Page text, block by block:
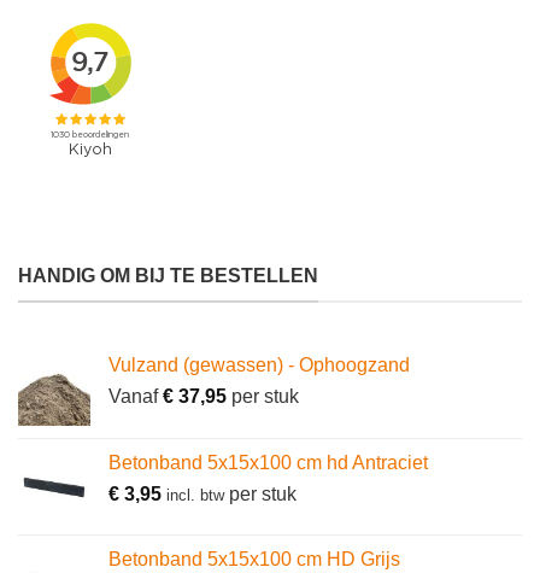
HANDIG OM BIJ TE BESTELLEN
Vulzand (gewassen) - Ophoogzand
Vanaf€ 37,95 per stuk
Betonband 5x15x100 cm hd Antraciet
€ 3,95 incl. btwper stuk
Betonband 5x15x100 cm HD Grijs